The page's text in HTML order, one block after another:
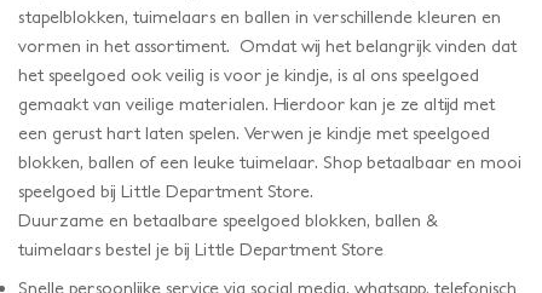
stapelblokken, tuimelaars en ballen in verschillende kleuren en
vormen in het assortiment. Omdat wij het belangrijk vinden dat
het speelgoed ook veilig is voor je kindje, is al ons speelgoed
gemaakt van veilige materialen. Hierdoor kan je ze altijd met
een gerust hart laten spelen. Verwen je kindje met speelgoed
blokken, ballen of een leuke tuimelaar. Shop betaalbaar en mooi
speelgoed bij Little Department Store.
Duurzame en betaalbare speelgoed blokken, ballen &
tuimelaars bestel je bij Little Department Store
Snelle persoonlijke service via social media, whatsapp, telefonisch